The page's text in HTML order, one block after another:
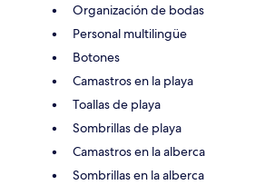
Organización de bodas
Personal multilingüe
Botones
Camastros en la playa
Toallas de playa
Sombrillas de playa
Camastros en la alberca
Sombrillas en la alberca